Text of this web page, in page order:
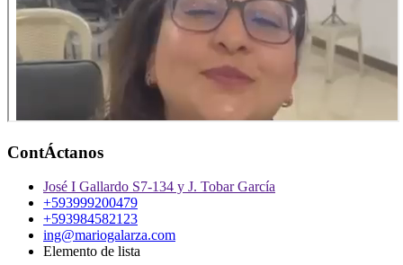
ContÁctanos
José I Gallardo S7-134 y J. Tobar García
+593999200479
+593984582123
ing@mariogalarza.com
Elemento de lista